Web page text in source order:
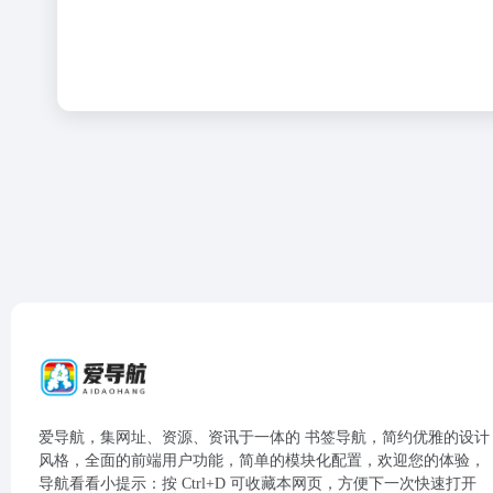
爱导航，集网址、资源、资讯于一体的 书签导航，简约优雅的设计
风格，全面的前端用户功能，简单的模块化配置，欢迎您的体验，
导航看看小提示：按 Ctrl+D 可收藏本网页，方便下一次快速打开